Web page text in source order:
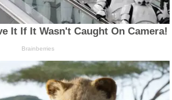
It If It Wasn't Caught On Camera!
Brainberries